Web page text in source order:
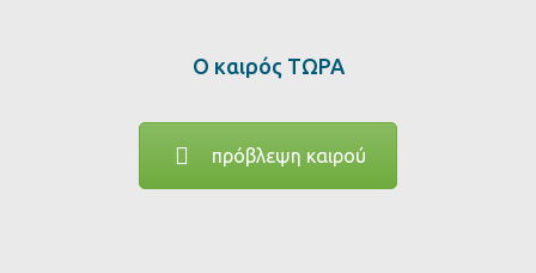
Ο καιρός ΤΩΡΑ
πρόβλεψη καιρού